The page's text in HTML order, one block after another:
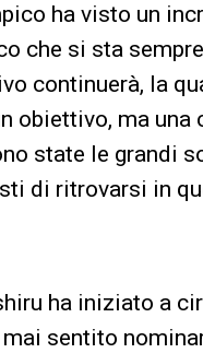
ha visto un
che si sta
continuerà, la
obiettivo, ma
state le grandi
di ritrovarsi in
ha iniziato a
sentito